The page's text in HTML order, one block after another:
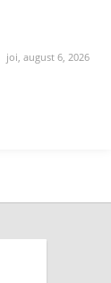
joi, august 6, 2026